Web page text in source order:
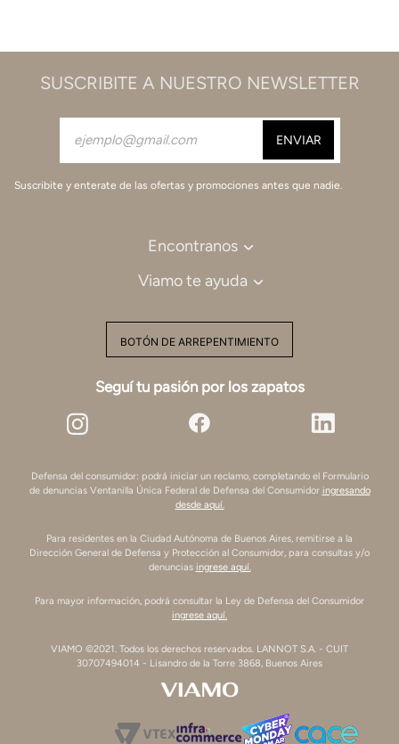
SUSCRIBITE A NUESTRO NEWSLETTER
Suscribite y enterate de las ofertas y promociones antes que nadie.
Encontranos
Viamo te ayuda
BOTÓN DE ARREPENTIMIENTO
Seguí tu pasión por los zapatos
Defensa del consumidor: podrá iniciar un reclamo, completando el Formulario
de denuncias Ventanilla Única Federal de Defensa del Consumidor ingresando
desde aquí.
Para residentes en la Ciudad Autónoma de Buenos Aires, remitirse a la
Dirección General de Defensa y Protección al Consumidor, para consultas y/o
denuncias ingrese aquí.
Para mayor información, podrá consultar la Ley de Defensa del Consumidor
ingrese aquí.
VIAMO ©2021. Todos los derechos reservados. LANNOT S.A. - CUIT
30707494014 - Lisandro de la Torre 3868, Buenos Aires